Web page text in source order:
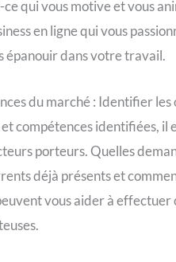
ce qui vous motive et vous
en ligne qui vous
épanouir dans votre travail.
du marché : Identifier
et compétences identifiées,
porteurs. Quelles
déjà présents et
vous aider à